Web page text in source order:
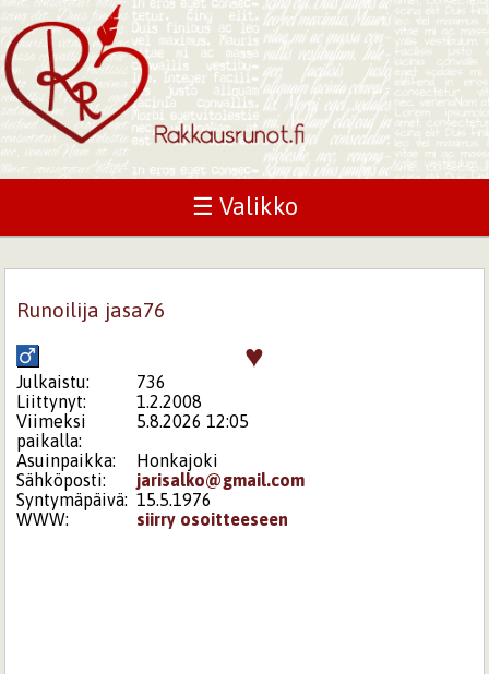
☰ Valikko
Runoilija jasa76
♥
Julkaistu:
736
Liittynyt:
1.2.2008
Viimeksi
paikalla:
5.8.2026 12:05
Asuinpaikka:
Honkajoki
Sähköposti:
jarisalko@gmail.com
Syntymäpäivä: 15.5.1976
WWW:
siirry osoitteeseen